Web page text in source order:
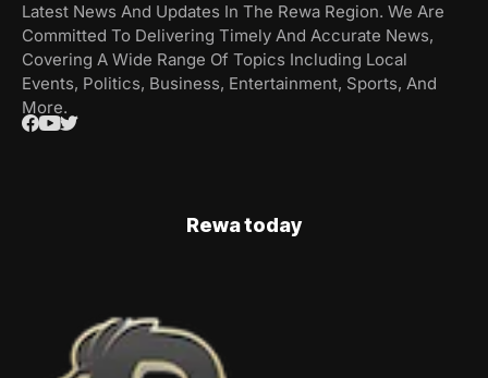
Latest News And Updates In The Rewa Region. We Are
Committed To Delivering Timely And Accurate News,
Covering A Wide Range Of Topics Including Local
Events, Politics, Business, Entertainment, Sports, And
More.
Rewa today